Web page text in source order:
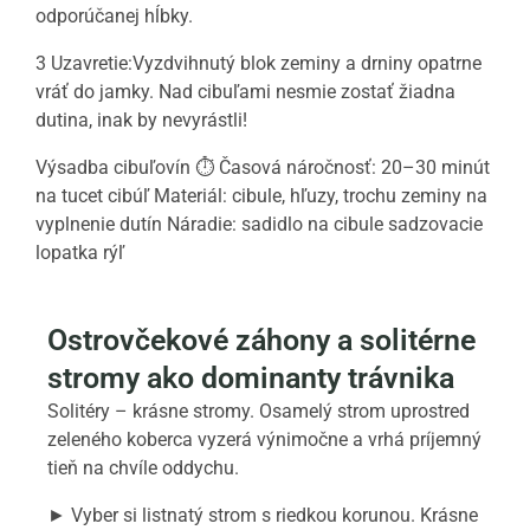
odporúčanej hĺbky.
3 Uzavretie:Vyzdvihnutý blok zeminy a drniny opatrne
vráť do jamky. Nad cibuľami nesmie zostať žiadna
dutina, inak by nevyrástli!
Výsadba cibuľovín ⏱ Časová náročnosť: 20–30 minút
na tucet cibúľ Materiál: cibule, hľuzy, trochu zeminy na
vyplnenie dutín Náradie: sadidlo na cibule sadzovacie
lopatka rýľ
Ostrovčekové záhony a solitérne
stromy ako dominanty trávnika
Solitéry – krásne stromy. Osamelý strom uprostred
zeleného koberca vyzerá výnimočne a vrhá príjemný
tieň na chvíle oddychu.
► Vyber si listnatý strom s riedkou korunou. Krásne